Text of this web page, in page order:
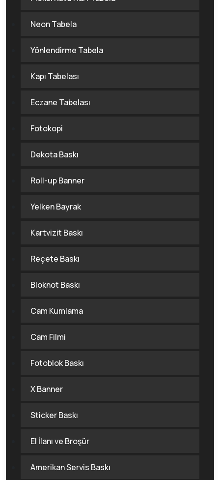
Neon Tabela
Yönlendirme Tabela
Kapı Tabelası
Eczane Tabelası
Fotokopi
Dekota Baskı
Roll-up Banner
Yelken Bayrak
Kartvizit Baskı
Reçete Baskı
Bloknot Baskı
Cam Kumlama
Cam Filmi
Fotoblok Baskı
X Banner
Sticker Baskı
El İlanı ve Broşür
Amerikan Servis Baskı